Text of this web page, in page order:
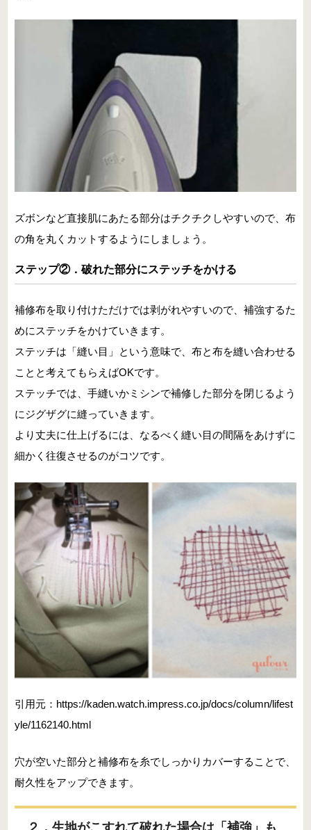
ズボンなど直接肌にあたる部分はチクチクしやすいので、布
の角を丸くカットするようにしましょう。
ステップ②．破れた部分にステッチをかける
補修布を取り付けただけでは剥がれやすいので、補強するた
めにステッチをかけていきます。
ステッチは「縫い目」という意味で、布と布を縫い合わせる
ことと考えてもらえばOKです。
ステッチでは、手縫いかミシンで補修した部分を閉じるよう
にジグザグに縫っていきます。
より丈夫に仕上げるには、なるべく縫い目の間隔をあけずに
細かく往復させるのがコツです。
引用元：https://kaden.watch.impress.co.jp/docs/column/lifest
yle/1162140.html
穴が空いた部分と補修布を糸でしっかりカバーすることで、
耐久性をアップできます。
２．生地がこすれて破れた場合は「補強」も